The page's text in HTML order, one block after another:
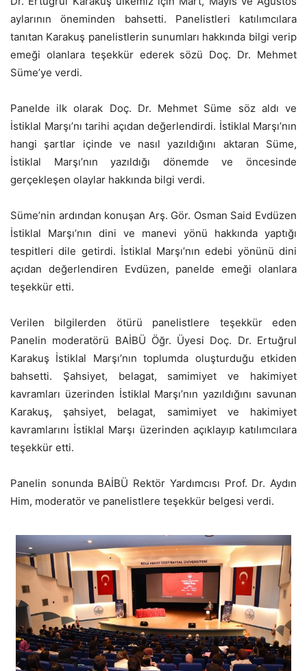
aylarının öneminden bahsetti. Panelistleri katılımcılara
tanıtan Karakuş panelistlerin sunumları hakkında bilgi verip
emeği olanlara teşekkür ederek sözü Doç. Dr. Mehmet
Süme’ye verdi.
Panelde ilk olarak Doç. Dr. Mehmet Süme söz aldı ve
İstiklal Marşı’nı tarihi açıdan değerlendirdi. İstiklal Marşı’nın
hangi şartlar içinde ve nasıl yazıldığını aktaran Süme,
İstiklal Marşı’nın yazıldığı dönemde ve öncesinde
gerçekleşen olaylar hakkında bilgi verdi.
Süme’nin ardından konuşan Arş. Gör. Osman Said Evdüzen
İstiklal Marşı’nın dini ve manevi yönü hakkında yaptığı
tespitleri dile getirdi. İstiklal Marşı’nın edebi yönünü dini
açıdan değerlendiren Evdüzen, panelde emeği olanlara
teşekkür etti.
Verilen bilgilerden ötürü panelistlere teşekkür eden
Panelin moderatörü BAİBÜ Öğr. Üyesi Doç. Dr. Ertuğrul
Karakuş İstiklal Marşı’nın toplumda oluşturduğu etkiden
bahsetti. Şahsiyet, belagat, samimiyet ve hakimiyet
kavramları üzerinden İstiklal Marşı’nın yazıldığını savunan
Karakuş, şahsiyet, belagat, samimiyet ve hakimiyet
kavramlarını İstiklal Marşı üzerinden açıklayıp katılımcılara
teşekkür etti.
Panelin sonunda BAİBÜ Rektör Yardımcısı Prof. Dr. Aydın
Him, moderatör ve panelistlere teşekkür belgesi verdi.